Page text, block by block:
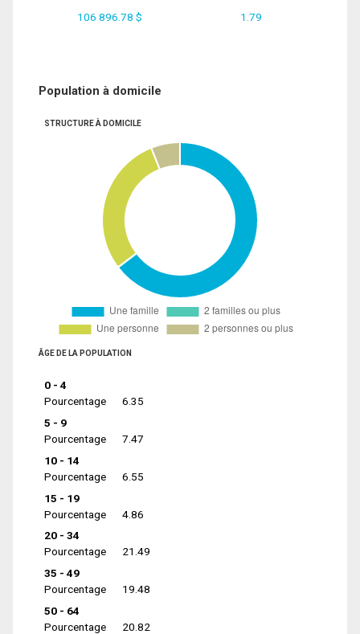
106 896.78 $ 1.79
Population à domicile
STRUCTURE À DOMICILE
ÂGE DE LA POPULATION
0 - 4
Pourcentage
6.35
5 - 9
Pourcentage
7.47
10 - 14
Pourcentage
6.55
15 - 19
Pourcentage
4.86
20 - 34
Pourcentage
21.49
35 - 49
Pourcentage
19.48
50 - 64
Pourcentage
20.82